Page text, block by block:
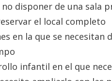
disponer de una sala
el local completo
en la que se
infantil en el que